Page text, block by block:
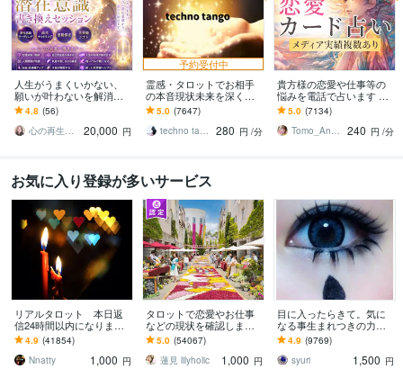
人生がうまくいかない、
願いが叶わないを解消し
ます 現実を変えるために
努力したのに、自力では
もう無理と感じている
4.8 (56)
心の再生セラピスト YASUKO
20,000 円
予約受付中
霊感・タロットでお相手
の本音現状未来を深く視
ます 恋愛・仕事・家族・
人間関係の本質を見抜き
スピード解決へ
5.0 (7647)
techno tango
280 円 /分
貴方様の恋愛や仕事等の
悩みを電話で占います タ
ロットカード、オラクル
カード、ルノルマンカー
ドを使用します
5.0 (7134)
Tomo_Angel7
240 円 /分
お気に入り登録が多いサービス
リアルタロット 本日返
信24時間以内になります
❤︎タイトルをご確認くださ
い❤︎
4.9 (41854)
Nnatty
1,000 円
タロットで恋愛やお仕事
などの現状を確認します
アドバイスもしっかりお
届けしますので安心して
ください♡
5.0 (54067)
蓮見 lilyholic
1,000 円
目に入ったらきて。気に
なる事生まれつきの力で
視ます 視ましょう恋愛や
仕事などこの先など
4.9 (9769)
syuri
1,500 円